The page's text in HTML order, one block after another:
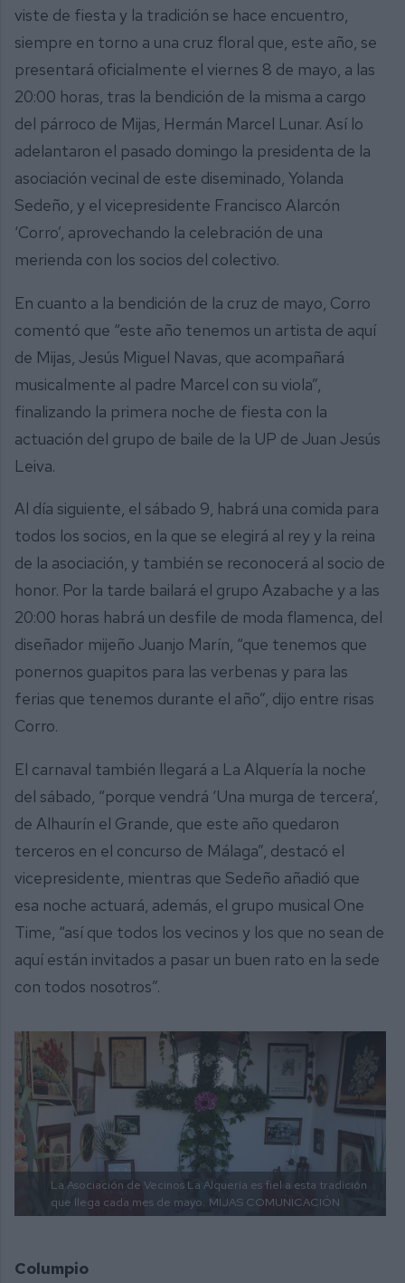
viste de fiesta y la tradición se hace encuentro,
siempre en torno a una cruz floral que, este año, se
presentará oficialmente el viernes 8 de mayo, a las
20:00 horas, tras la bendición de la misma a cargo
del párroco de Mijas, Hermán Marcel Lunar. Así lo
adelantaron el pasado domingo la presidenta de la
asociación vecinal de este diseminado, Yolanda
Sedeño, y el vicepresidente Francisco Alarcón
‘Corro’, aprovechando la celebración de una
merienda con los socios del colectivo.
En cuanto a la bendición de la cruz de mayo, Corro
comentó que “este año tenemos un artista de aquí
de Mijas, Jesús Miguel Navas, que acompañará
musicalmente al padre Marcel con su viola”,
finalizando la primera noche de fiesta con la
actuación del grupo de baile de la UP de Juan Jesús
Leiva.
Al día siguiente, el sábado 9, habrá una comida para
todos los socios, en la que se elegirá al rey y la reina
de la asociación, y también se reconocerá al socio de
honor. Por la tarde bailará el grupo Azabache y a las
20:00 horas habrá un desfile de moda flamenca, del
diseñador mijeño Juanjo Marín, “que tenemos que
ponernos guapitos para las verbenas y para las
ferias que tenemos durante el año”, dijo entre risas
Corro.
El carnaval también llegará a La Alquería la noche
del sábado, “porque vendrá ‘Una murga de tercera’,
de Alhaurín el Grande, que este año quedaron
terceros en el concurso de Málaga”, destacó el
vicepresidente, mientras que Sedeño añadió que
esa noche actuará, además, el grupo musical One
Time, “así que todos los vecinos y los que no sean de
aquí están invitados a pasar un buen rato en la sede
con todos nosotros”.
La Asociación de Vecinos La Alquería es fiel a esta tradición
que llega cada mes de mayo. MIJAS COMUNICACIÓN
Columpio